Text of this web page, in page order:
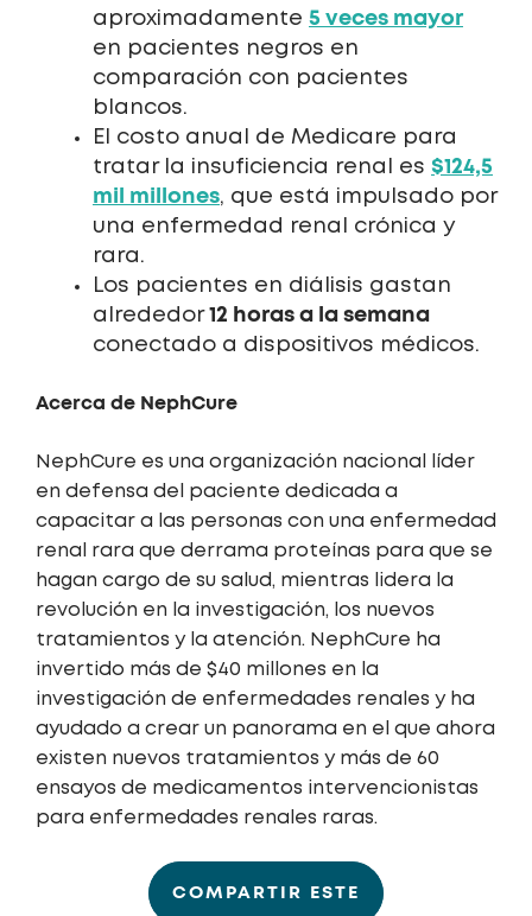
aproximadamente 5 veces mayor
en pacientes negros en
comparación con pacientes
blancos.
El costo anual de Medicare para
tratar la insuficiencia renal es $124,5
mil millones, que está impulsado por
una enfermedad renal crónica y
rara.
Los pacientes en diálisis gastan
alrededor12 horas a la semana
conectado a dispositivos médicos.
Acerca de NephCure
NephCure es una organización nacional líder
en defensa del paciente dedicada a
capacitar a las personas con una enfermedad
renal rara que derrama proteínas para que se
hagan cargo de su salud, mientras lidera la
revolución en la investigación, los nuevos
tratamientos y la atención. NephCure ha
invertido más de $40 millones en la
investigación de enfermedades renales y ha
ayudado a crear un panorama en el que ahora
existen nuevos tratamientos y más de 60
ensayos de medicamentos intervencionistas
para enfermedades renales raras.
COMPARTIR ESTE